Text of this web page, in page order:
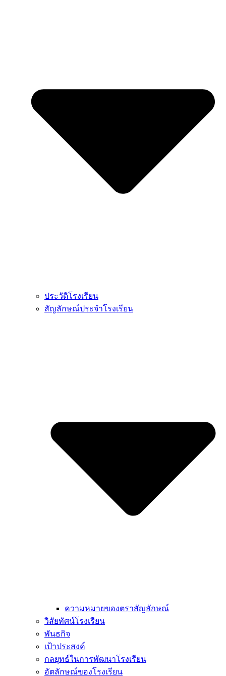
ประวัติโรงเรียน
สัญลักษณ์ประจำโรงเรียน
ความหมายของตราสัญลักษณ์
วิสัยทัศน์โรงเรียน
พันธกิจ
เป้าประสงค์
กลยุทธ์ในการพัฒนาโรงเรียน
อัตลักษณ์ของโรงเรียน